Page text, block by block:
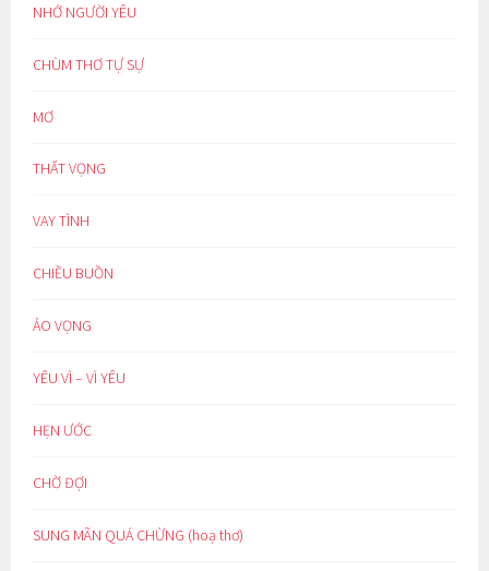
NHỚ NGƯỜI YÊU
CHÙM THƠ TỰ SỰ
MƠ
THẤT VỌNG
VAY TÌNH
CHIỀU BUỒN
ẢO VỌNG
YÊU VÌ – VÌ YÊU
HẸN ƯỚC
CHỜ ĐỢI
SUNG MÃN QUÁ CHỪNG (hoạ thơ)